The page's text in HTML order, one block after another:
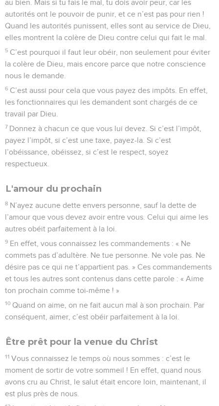
au bien. Mais si tu fais le mal, tu dois avoir peur, car les
autorités ont le pouvoir de punir, et ce n’est pas pour rien !
Quand les autorités punissent, elles sont au service de Dieu,
elles montrent la colère de Dieu contre celui qui fait le mal.
5 C’est pourquoi il faut leur obéir, non seulement pour éviter
la colère de Dieu, mais encore parce que notre conscience
nous le demande.
6 C’est aussi pour cela que vous payez des impôts. En effet,
les fonctionnaires qui les demandent sont chargés de ce
travail par Dieu.
7 Donnez à chacun ce que vous lui devez. Si c’est l’impôt,
payez l’impôt, si c’est une taxe, payez-la. Si c’est
l’obéissance, obéissez, si c’est le respect, soyez
respectueux.
L'amour du prochain
8 N’ayez aucune dette envers personne, sauf la dette de
l’amour que vous devez avoir entre vous. Celui qui aime les
autres obéit parfaitement à la loi.
9 En effet, vous connaissez les commandements : « Ne
commets pas d’adultère. Ne tue personne. Ne vole pas. Ne
désire pas ce qui ne t’appartient pas. » Ces commandements
et tous les autres sont contenus dans cette parole : « Aime
ton prochain comme toi-même ! »
10 Quand on aime, on ne fait aucun mal à son prochain. Par
conséquent, aimer, c’est obéir parfaitement à la loi.
Être prêt pour la venue du Christ
11 Vous connaissez le temps où nous sommes : c’est le
moment de sortir de votre sommeil ! En effet, quand nous
avons cru au Christ, le salut était encore loin, maintenant, il
est plus près de nous.